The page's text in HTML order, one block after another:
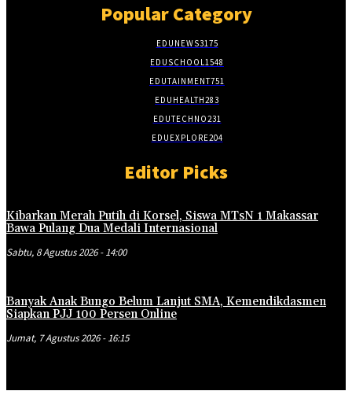
Popular Category
EDUNEWS3175
EDUSCHOOL1548
EDUTAINMENT751
EDUHEALTH283
EDUTECHNO231
EDUEXPLORE204
Editor Picks
Kibarkan Merah Putih di Korsel, Siswa MTsN 1 Makassar
Bawa Pulang Dua Medali Internasional
Sabtu, 8 Agustus 2026 - 14:00
Banyak Anak Bungo Belum Lanjut SMA, Kemendikdasmen
Siapkan PJJ 100 Persen Online
Jumat, 7 Agustus 2026 - 16:15